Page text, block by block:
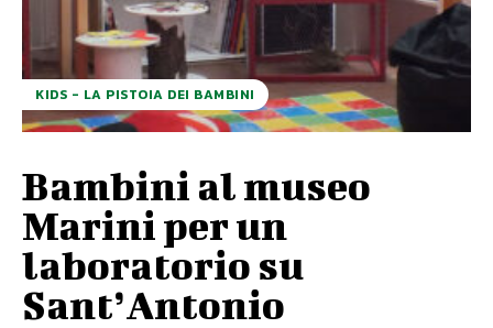
KIDS - LA PISTOIA DEI BAMBINI
Bambini al museo
Marini per un
laboratorio su
Sant’Antonio